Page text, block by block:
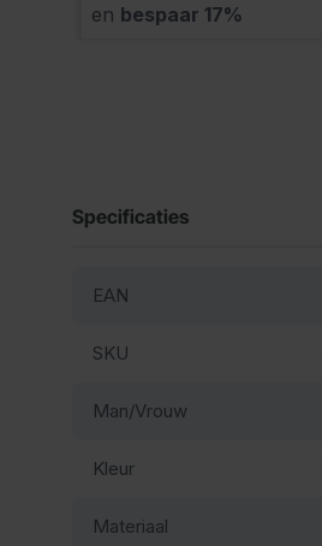
en bespaar 17%
Specificaties
EAN
SKU
Man/Vrouw
Kleur
Materiaal